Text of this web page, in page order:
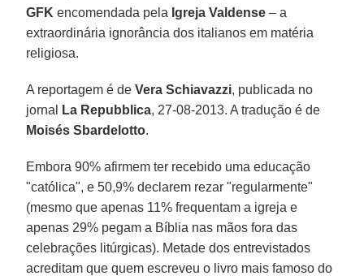
GFK encomendada pela Igreja Valdense – a
extraordinária ignorância dos italianos em matéria
religiosa.
A reportagem é deVera Schiavazzi, publicada no
jornal
La Repubblica, 27-08-2013. A tradução é de
Moisés Sbardelotto.
Embora 90% afirmem ter recebido uma educação
"católica", e 50,9% declarem rezar "regularmente"
(mesmo que apenas 11% frequentam a igreja e
apenas 29% pegam a Bíblia nas mãos fora das
celebrações litúrgicas). Metade dos entrevistados
acreditam que quem escreveu o livro mais famoso do